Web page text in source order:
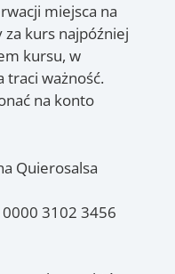
miejsca na
za kurs najpóźniej
kursu, w
traci ważność.
na konto
Quierosalsa
3102 3456